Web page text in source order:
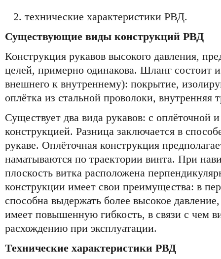
технические характеристики РВД.
Существующие виды конструкций РВД
Конструкция рукавов высокого давления,
целей, примерно одинакова. Шланг состоит
внешнего к внутреннему): покрытие,
оплётка из стальной проволоки, внутренняя
Существует два вида рукавов: с оплёточной
конструкцией. Разница заключается в
рукаве. Оплёточная конструкция
наматываются по траектории винта. При
плоскость витка расположена
конструкции имеет свои преимущества: в
способна выдержать более высокое
имеет повышенную гибкость, в связи с чем
расхождению при эксплуатации.
Технические характеристики РВД